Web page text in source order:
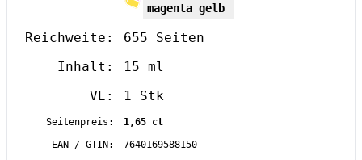
magenta gelb
Reichweite:
655 Seiten
Inhalt:
15 ml
VE:
1 Stk
Seitenpreis:
1,65 ct
EAN / GTIN:
7640169588150